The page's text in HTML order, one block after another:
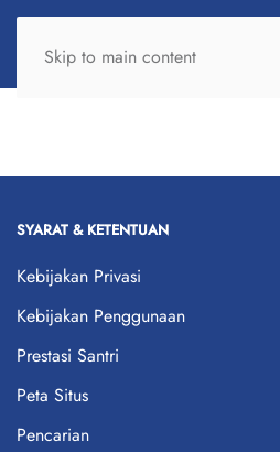
Skip to main content
SYARAT & KETENTUAN
Kebijakan Privasi
Kebijakan Penggunaan
Prestasi Santri
Peta Situs
Pencarian